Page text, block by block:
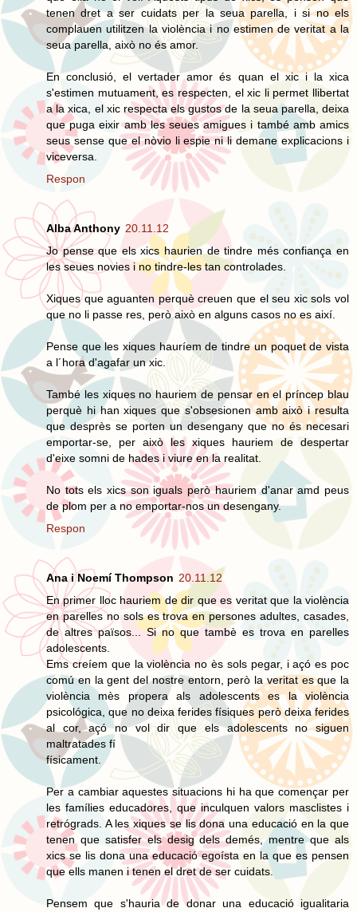
tenen dret a ser cuidats per la seua parella, i si no els
complauen utilitzen la violència i no estimen de veritat a la
seua parella, això no és amor.
En conclusió, el vertader amor és quan el xic i la xica
s'estimen mutuament, es respecten, el xic li permet llibertat
a la xica, el xic respecta els gustos de la seua parella, deixa
que puga eixir amb les seues amigues i també amb amics
seus sense que el nòvio li espie ni li demane explicacions i
viceversa.
Respon
Alba Anthony 20.11.12
Jo pense que els xics haurien de tindre més confiança en
les seues novies i no tindre-les tan controlades.
Xiques que aguanten perquè creuen que el seu xic sols vol
que no li passe res, però això en alguns casos no es així.
Pense que les xiques hauríem de tindre un poquet de vista
a l´hora d'agafar un xic.
També les xiques no hauriem de pensar en el príncep blau
perquè hi han xiques que s'obsesionen amb això i resulta
que desprès se porten un desengany que no és necesari
emportar-se, per això les xiques hauriem de despertar
d'eixe somni de hades i viure en la realitat.
No tots els xics son iguals però hauriem d'anar amd peus
de plom per a no emportar-nos un desengany.
Respon
Ana i Noemí Thompson 20.11.12
En primer lloc hauriem de dir que es veritat que la violència
en parelles no sols es trova en persones adultes, casades,
de altres països... Si no que tambè es trova en parelles
adolescents.
Ems creíem que la violència no ès sols pegar, i açó es poc
comú en la gent del nostre entorn, però la veritat es que la
violència mès propera als adolescents es la violència
psicológica, que no deixa ferides físiques però deixa ferides
al cor, açó no vol dir que els adolescents no siguen
maltratades fí
físicament.
Per a cambiar aquestes situacions hi ha que començar per
les famílies educadores, que inculquen valors masclistes i
retrógrads. A les xiques se lis dona una educació en la que
tenen que satisfer els desig dels demés, mentre que als
xics se lis dona una educació egoísta en la que es pensen
que ells manen i tenen el dret de ser cuidats.
Pensem que s'hauria de donar una educació igualitaria